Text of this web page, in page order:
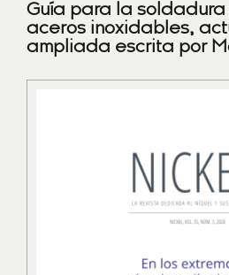
Guía para la soldadura
aceros inoxidables,
ampliada escrita por